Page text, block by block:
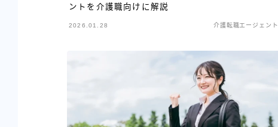
ントを介護職向けに解説
2026.01.28 介護転職エージェント